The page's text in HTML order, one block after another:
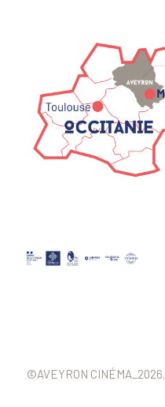
©AVEYRON CINÉMA_2026.